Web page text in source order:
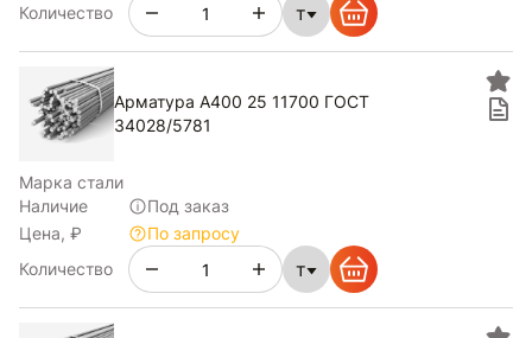
Количество
т
Арматура А400 25 11700 ГОСТ
34028/5781
Марка стали
Наличие
Под заказ
Цена, ₽
По запросу
Количество
т